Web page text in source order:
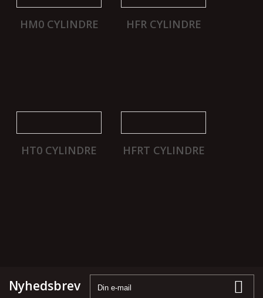
HM0 CYLINDRE HFR CYLINDRE
HT0 CYLINDRE HFRT CYLINDRE
Nyhedsbrev